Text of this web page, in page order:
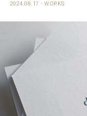
2024.08.17 WORKS